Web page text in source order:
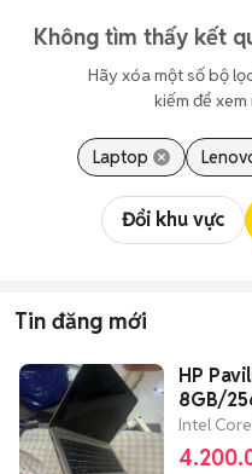
Không tìm thấy kết
Hãy xóa một số bộ
kiếm để
Laptop
Đổi khu vực
Tin đăng mới
HP
8GB/
Intel